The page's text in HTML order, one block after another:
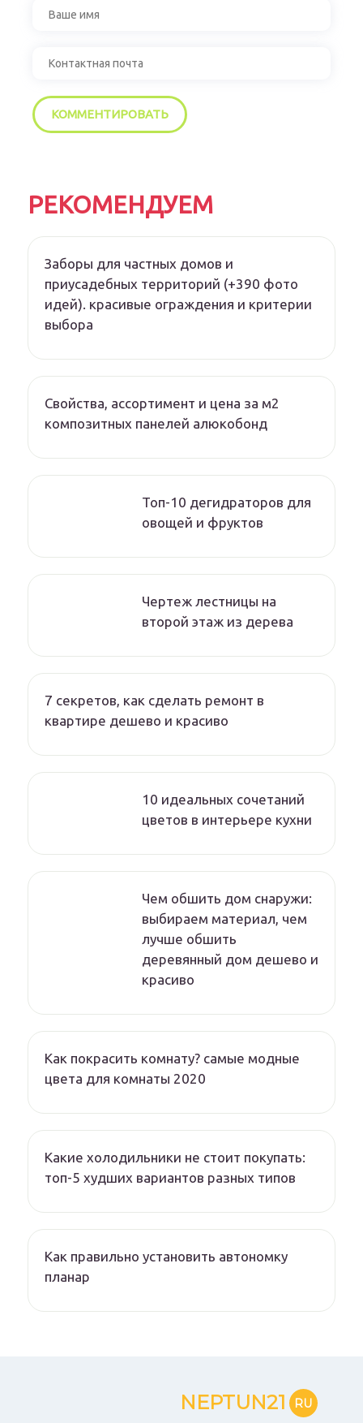
РЕКОМЕНДУЕМ
Заборы для частных домов и
приусадебных территорий (+390 фото
идей). красивые ограждения и критерии
выбора
Свойства, ассортимент и цена за м2
композитных панелей алюкобонд
Топ-10 дегидраторов для
овощей и фруктов
Чертеж лестницы на
второй этаж из дерева
7 секретов, как сделать ремонт в
квартире дешево и красиво
10 идеальных сочетаний
цветов в интерьере кухни
Чем обшить дом снаружи:
выбираем материал, чем
лучше обшить
деревянный дом дешево и
красиво
Как покрасить комнату? самые модные
цвета для комнаты 2020
Какие холодильники не стоит покупать:
топ-5 худших вариантов разных типов
Как правильно установить автономку
планар
NEPTUN21 RU